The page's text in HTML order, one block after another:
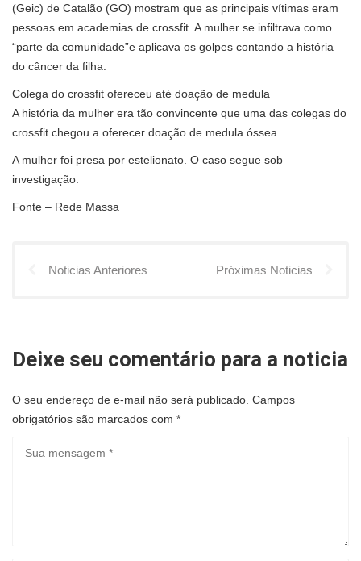
(Geic) de Catalão (GO) mostram que as principais vítimas eram
pessoas em academias de crossfit. A mulher se infiltrava como
“parte da comunidade”e aplicava os golpes contando a história
do câncer da filha.
Colega do crossfit ofereceu até doação de medula
A história da mulher era tão convincente que uma das colegas do
crossfit chegou a oferecer doação de medula óssea.
A mulher foi presa por estelionato. O caso segue sob
investigação.
Fonte – Rede Massa
Noticias Anteriores Próximas Noticias
Deixe seu comentário para a noticia
O seu endereço de e-mail não será publicado. Campos
obrigatórios são marcados com *